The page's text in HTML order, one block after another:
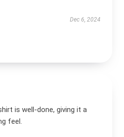
Dec 6, 2024
is well-done, giving it a
feel.